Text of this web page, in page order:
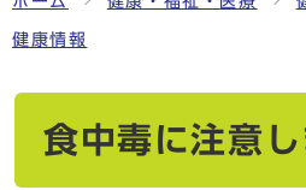
健康情報
食中毒に注意